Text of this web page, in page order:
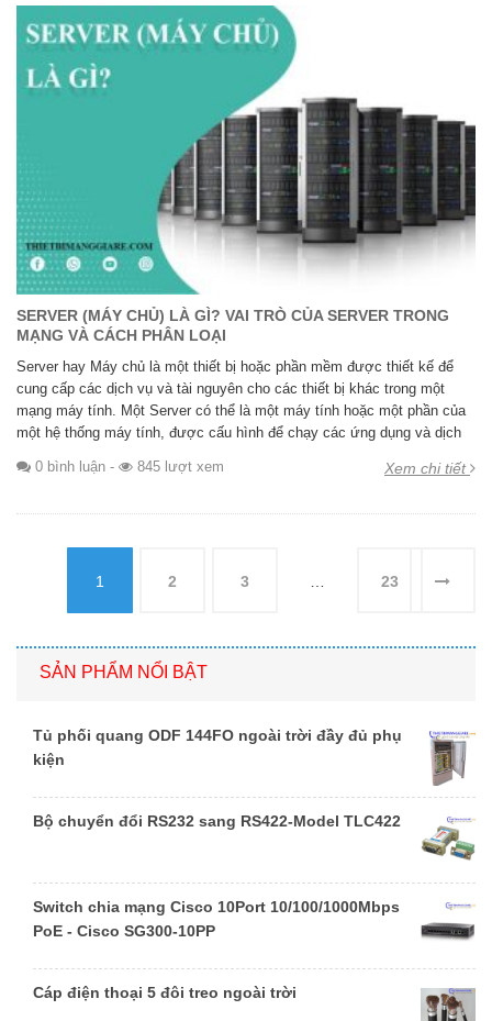
SERVER (MÁY CHỦ) LÀ GÌ? VAI TRÒ CỦA SERVER TRONG
MẠNG VÀ CÁCH PHÂN LOẠI
Server hay Máy chủ là một thiết bị hoặc phần mềm được thiết kế để
cung cấp các dịch vụ và tài nguyên cho các thiết bị khác trong một
mạng máy tính. Một Server có thể là một máy tính hoặc một phần của
một hệ thống máy tính, được cấu hình để chạy các ứng dụng và dịch
0 bình luận - 845 lượt xem Xem chi tiết
1 2 3 … 23
SẢN PHẨM NỔI BẬT
Tủ phối quang ODF 144FO ngoài trời đầy đủ phụ
kiện
Bộ chuyển đổi RS232 sang RS422-Model TLC422
Switch chia mạng Cisco 10Port 10/100/1000Mbps
PoE - Cisco SG300-10PP
Cáp điện thoại 5 đôi treo ngoài trời